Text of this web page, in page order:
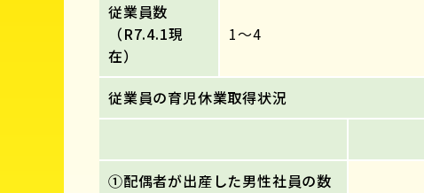
従業員数
（R7.4.1現
在）
1～4
従業員の育児休業取得状況
①配偶者が出産した男性社員の数